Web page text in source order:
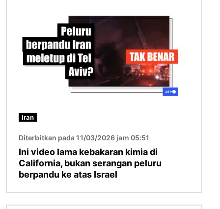
Iran
Diterbitkan pada 11/03/2026 jam 05:51
Ini video lama kebakaran kimia di
California, bukan serangan peluru
berpandu ke atas Israel